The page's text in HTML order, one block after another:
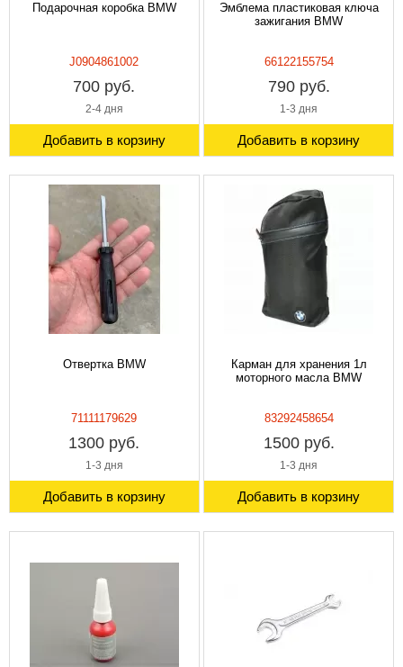
Подарочная коробка BMW
J0904861002
700 руб.
2-4 дня
Добавить в корзину
Эмблема пластиковая ключа
зажигания BMW
66122155754
790 руб.
1-3 дня
Добавить в корзину
Отвертка BMW
71111179629
1300 руб.
1-3 дня
Добавить в корзину
Карман для хранения 1л
моторного масла BMW
83292458654
1500 руб.
1-3 дня
Добавить в корзину